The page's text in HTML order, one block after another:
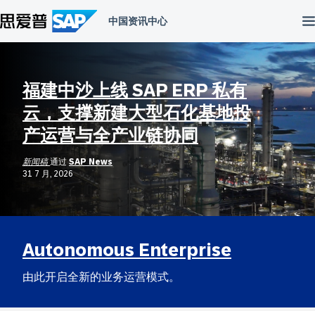
到
内
容
福建中沙上线 SAP ERP 私有
云，支撑新建大型石化基地投
产运营与全产业链协同
新闻稿通过SAP News
31 7 月, 2026
Autonomous Enterprise
由此开启全新的业务运营模式。